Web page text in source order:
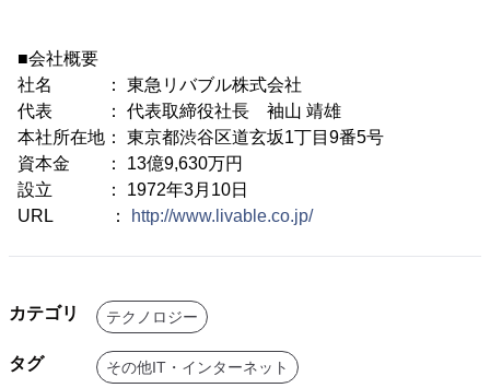
■会社概要
社名 ： 東急リバブル株式会社
代表 ： 代表取締役社長 袖山 靖雄
本社所在地： 東京都渋谷区道玄坂1丁目9番5号
資本金 ： 13億9,630万円
設立 ： 1972年3月10日
URL ：
http://www.livable.co.jp/
カテゴリ テクノロジー
タグ その他IT・インターネット